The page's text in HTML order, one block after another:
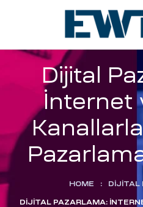
Dijital
İnternet
HOME : DIJITAL
DIJITAL PAZARLAMA: